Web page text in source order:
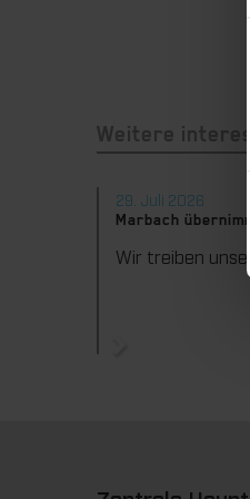
Weitere
29. Juli 2026
Marbach